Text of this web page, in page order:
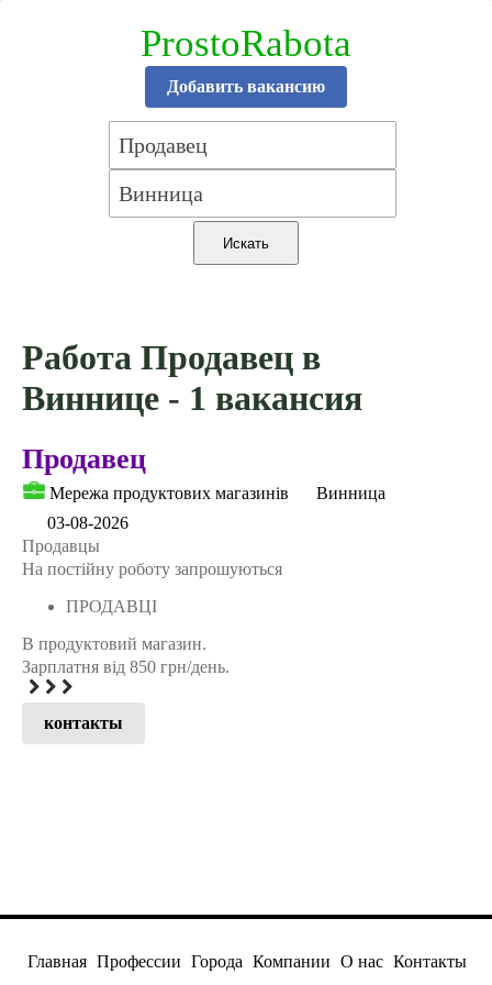
ProstoRabota
Добавить вакансию
Работа Продавец в
Виннице - 1 вакансия
Продавец
Мережа продуктових магазинів
Винница
03-08-2026
Продавцы
На постійну роботу запрошуються
ПРОДАВЦІ
В продуктовий магазин.
Зарплатня від 850 грн/день.
контакты
Главная Профессии Города Компании О нас Контакты